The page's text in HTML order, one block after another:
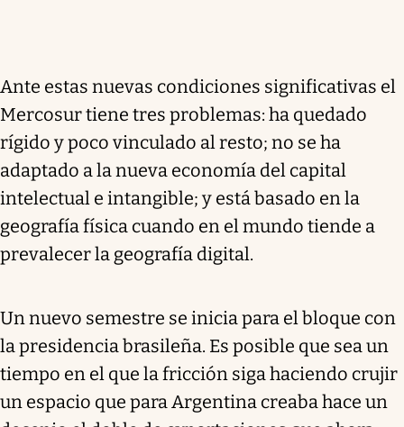
Ante estas nuevas condiciones significativas el
Mercosur tiene tres problemas: ha quedado
rígido y poco vinculado al resto; no se ha
adaptado a la nueva economía del capital
intelectual e intangible; y está basado en la
geografía física cuando en el mundo tiende a
prevalecer la geografía digital.
Un nuevo semestre se inicia para el bloque con
la presidencia brasileña. Es posible que sea un
tiempo en el que la fricción siga haciendo crujir
un espacio que para Argentina creaba hace un